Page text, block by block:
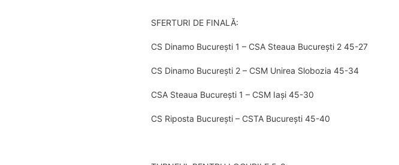
SFERTURI DE FINALĂ:
CS Dinamo București 1 – CSA Steaua București 2 45-27
CS Dinamo București 2 – CSM Unirea Slobozia 45-34
CSA Steaua București 1 – CSM Iași 45-30
CS Riposta București – CSTA București 45-40